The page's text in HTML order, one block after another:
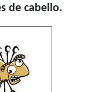
de cabello.